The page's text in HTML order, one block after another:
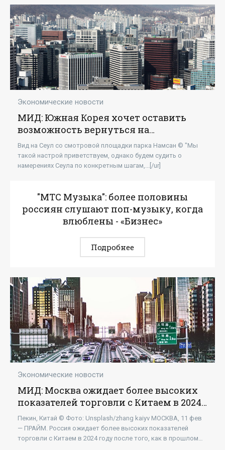
Экономические новости
МИД: Южная Корея хочет оставить
возможность вернуться на
российский рынок - «Бизнес»
Вид на Сеул со смотровой площадки парка Намсан © "Мы
такой настрой приветствуем, однако будем судить о
намерениях Сеула по конкретным шагам,...[/ur]
"МТС Музыка": более половины
россиян слушают поп-музыку, когда
влюблены - «Бизнес»
Подробнее
Экономические новости
МИД: Москва ожидает более высоких
показателей торговли с Китаем в 2024
году - «Бизнес»
Пекин, Китай © Фото: Unsplash/zhang kaiyv МОСКВА, 11 фев
— ПРАЙМ. Россия ожидает более высоких показателей
торговли с Китаем в 2024 году после того, как в прошлом